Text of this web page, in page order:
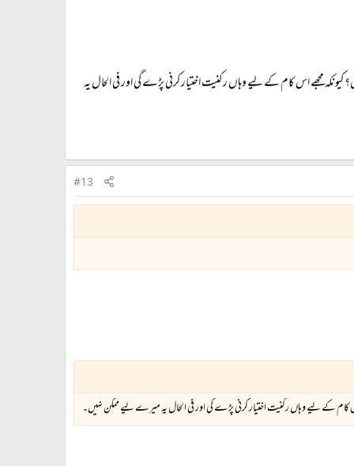
مجھے اس کام کے لیے وہاں رکنیت اختیار کرنی پڑے گی اور فی الحال یہ
#13
کے لیے وہاں رکنیت اختیار کرنی پڑے گی اور فی الحال یہ میرے لیے ممکن نہیں۔